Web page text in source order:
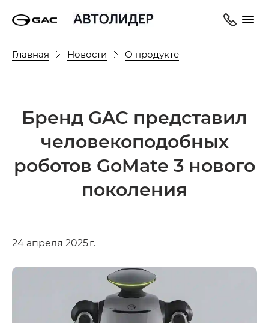
Главная Новости О продукте
Бренд GAC представил
человекоподобных
роботов GoMate 3 нового
поколения
24 апреля 2025 г.